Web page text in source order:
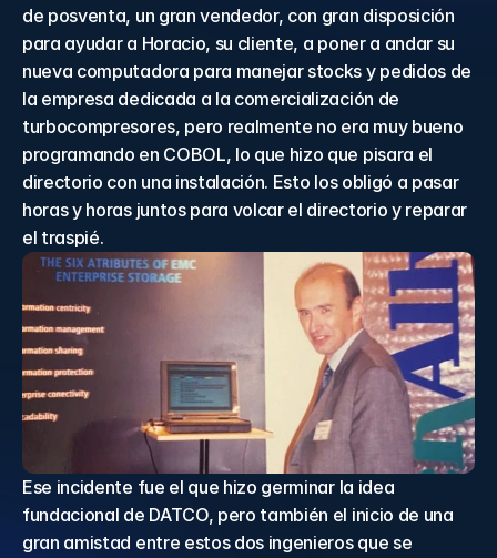
de posventa, un gran vendedor, con gran disposición
para ayudar a Horacio, su cliente, a poner a andar su
nueva computadora para manejar stocks y pedidos de
la empresa dedicada a la comercialización de
turbocompresores, pero realmente no era muy bueno
programando en COBOL, lo que hizo que pisara el
directorio con una instalación. Esto los obligó a pasar
horas y horas juntos para volcar el directorio y reparar
el traspié.
Ese incidente fue el que hizo germinar la idea
fundacional de DATCO, pero también el inicio de una
gran amistad entre estos dos ingenieros que se